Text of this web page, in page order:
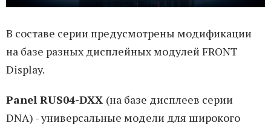
В составе серии предусмотрены модификации
на базе разных дисплейных модулей FRONT
Display.
Panel RUS04-DXX (на базе дисплеев серии
DNA) - универсальные модели для широкого